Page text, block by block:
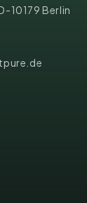
10179 Berlin